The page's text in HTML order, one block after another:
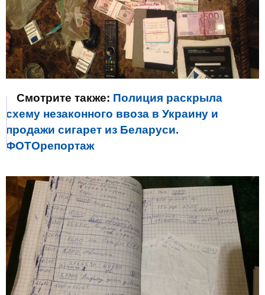
Смотрите также: Полиция раскрыла
схему незаконного ввоза в Украину и
продажи сигарет из Беларуси.
ФОТОрепортаж